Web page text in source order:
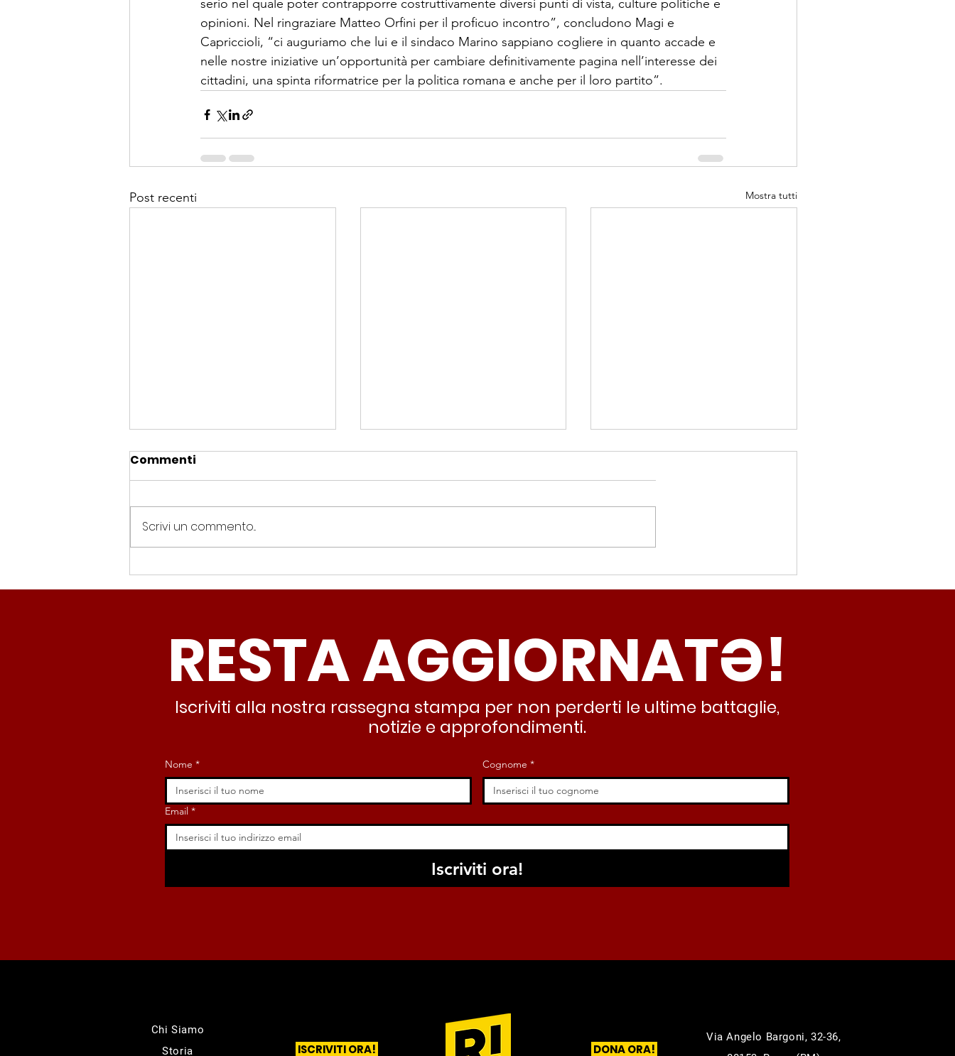
serio nel quale poter contrapporre costruttivamente diversi punti di vista, culture politiche e
opinioni. Nel ringraziare Matteo Orfini per il proficuo incontro”, concludono Magi e
Capriccioli, “ci auguriamo che lui e il sindaco Marino sappiano cogliere in quanto accade e
nelle nostre iniziative un’opportunità per cambiare definitivamente pagina nell’interesse dei
cittadini, una spinta riformatrice per la politica romana e anche per il loro partito”.
Post recenti Mostra tutti
Spin Time, Colucci: “Non
solo occupazione: 400
nessuno interviene”
Periferie, Colucci
(Radicali Roma): “La
deve garantire servizi e
dignità”
Termovalorizzatore,
Colucci (Radicali Roma):
lasciando al caos e
all’abusivismo”
Commenti
Scrivi un commento...
RESTA AGGIORNATƏ!
Iscriviti alla nostra rassegna stampa per non perderti le ultime battaglie,
notizie e approfondimenti.
Nome * Cognome *
Email *
Iscriviti ora!
Chi Siamo
Storia
ISCRIVITI ORA! DONA ORA!
Via Angelo Bargoni, 32-36,